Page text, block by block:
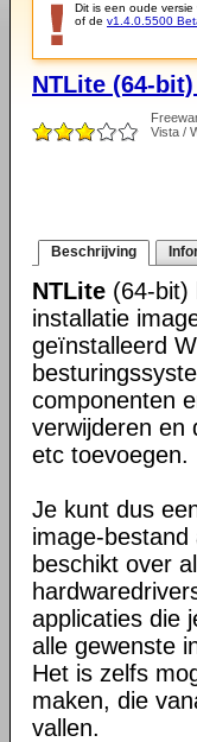
Dit is een oude
of de v1.4.0.5500
NTLite (64-
Vista /
Beschrijving
NTLite (64-bit)
installatie
geïnstalleerd
componenten
verwijderen en
etc toevoegen.
Je kunt dus
image-bestand
beschikt over
applicaties die
alle gewenste
Het is zelfs
maken, die
vallen.